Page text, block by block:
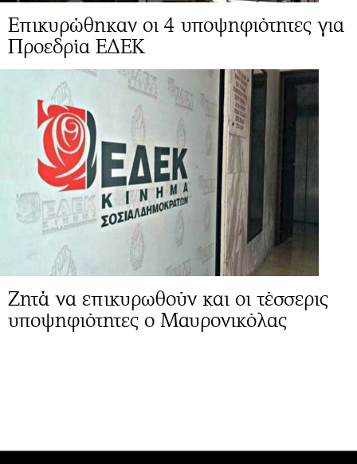
Επικυρώθηκαν οι 4 υποψηφιότητες για
Προεδρία ΕΔΕΚ
Ζητά να επικυρωθούν και οι τέσσερις
υποψηφιότητες ο Μαυρονικόλας